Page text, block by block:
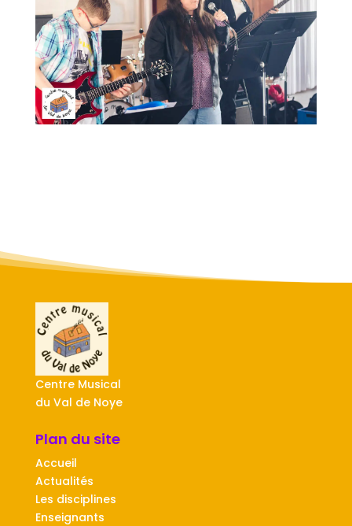
Centre Musical
du Val de Noye
Plan du site
Accueil
Actualités
Les disciplines
Enseignants